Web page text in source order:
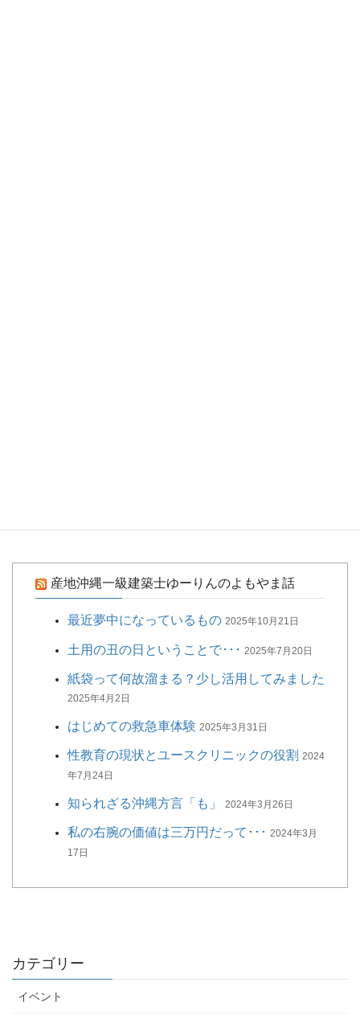
産地沖縄一級建築士ゆーりんのよもやま話
最近夢中になっているもの 2025年10月21日
土用の丑の日ということで･･･ 2025年7月20日
紙袋って何故溜まる？少し活用してみました
2025年4月2日
はじめての救急車体験 2025年3月31日
性教育の現状とユースクリニックの役割 2024
年7月24日
知られざる沖縄方言「も」 2024年3月26日
私の右腕の価値は三万円だって･･･ 2024年3月
17日
カテゴリー
イベント